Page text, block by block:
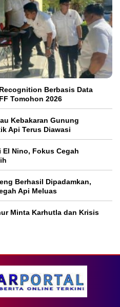
Berbasis Data
Tomohon 2026
Kebakaran Gunung
Api Terus Diawasi
El Nino, Fokus Cegah
Berhasil Dipadamkan,
Api Meluas
Minta Karhutla dan Krisis